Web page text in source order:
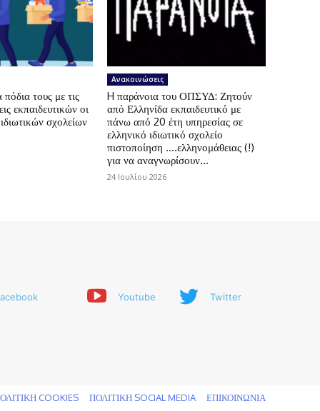
τους με τις
εκπαιδευτικών οι
σχολείων
Ανακοινώσεις
H παράνοια του ΟΠΣΥΔ: Ζητούν
από Ελληνίδα εκπαιδευτικό με
πάνω από 20 έτη υπηρεσίας σε
ελληνικό ιδιωτικό σχολείο
πιστοποίηση ….ελληνομάθειας (!)
για να αναγνωρίσουν...
24 Ιουλίου 2026
Youtube Twitter
COOKIES ΠΟΛΙΤΙΚΗ SOCIAL MEDIA ΕΠΙΚΟΙΝΩΝΙΑ